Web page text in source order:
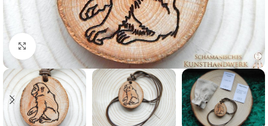
Click to enlarge